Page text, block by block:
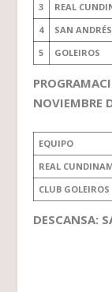
3
REAL
4
SAN
5
GOLEIROS
NOVIEMBRE
EQUIPO
REAL
CLUB GOLEIROS
DESCANSA: